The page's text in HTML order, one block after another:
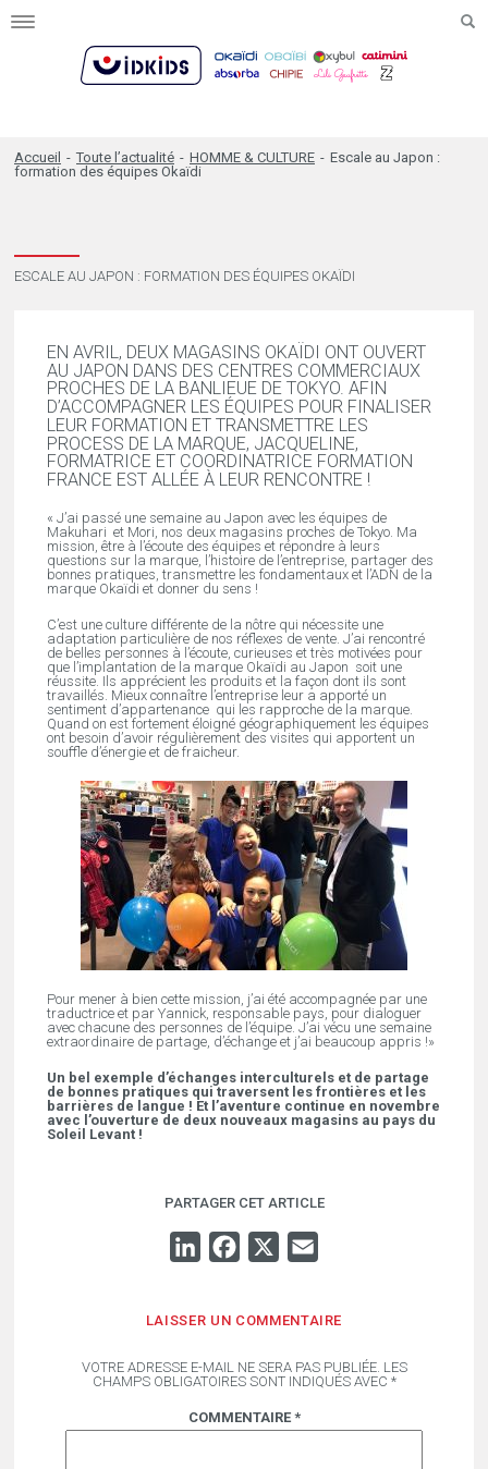
Toggle
Accueil - Toute l’actualité - HOMME & CULTURE - Escale au Japon :
formation des équipes Okaïdi
ESCALE AU JAPON : FORMATION DES ÉQUIPES OKAÏDI
EN AVRIL, DEUX MAGASINS OKAÏDI ONT OUVERT
AU JAPON DANS DES CENTRES COMMERCIAUX
PROCHES DE LA BANLIEUE DE TOKYO. AFIN
D’ACCOMPAGNER LES ÉQUIPES POUR FINALISER
LEUR FORMATION ET TRANSMETTRE LES
PROCESS DE LA MARQUE, JACQUELINE,
FORMATRICE ET COORDINATRICE FORMATION
FRANCE EST ALLÉE À LEUR RENCONTRE !
« J’ai passé une semaine au Japon avec les équipes de
Makuhari et Mori, nos deux magasins proches de Tokyo. Ma
mission, être à l’écoute des équipes et répondre à leurs
questions sur la marque, l’histoire de l’entreprise, partager des
bonnes pratiques, transmettre les fondamentaux et l’ADN de la
marque Okaïdi et donner du sens !
C’est une culture différente de la nôtre qui nécessite une
adaptation particulière de nos réflexes de vente. J’ai rencontré
de belles personnes à l’écoute, curieuses et très motivées pour
que l’implantation de la marque Okaïdi au Japon soit une
réussite. Ils apprécient les produits et la façon dont ils sont
travaillés. Mieux connaître l’entreprise leur a apporté un
sentiment d’appartenance qui les rapproche de la marque.
Quand on est fortement éloigné géographiquement les équipes
ont besoin d’avoir régulièrement des visites qui apportent un
souffle d’énergie et de fraicheur.
Pour mener à bien cette mission, j’ai été accompagnée par une
traductrice et par Yannick, responsable pays, pour dialoguer
avec chacune des personnes de l’équipe. J’ai vécu une semaine
extraordinaire de partage, d’échange et j’ai beaucoup appris !»
Un bel exemple d’échanges interculturels et de partage
de bonnes pratiques qui traversent les frontières et les
barrières de langue ! Et l’aventure continue en novembre
avec l’ouverture de deux nouveaux magasins au pays du
Soleil Levant !
PARTAGER CET ARTICLE
LINKEDINFACEBOOK
LAISSER UN COMMENTAIRE
VOTRE ADRESSE E-MAIL NE SERA PAS PUBLIÉE. LES
CHAMPS OBLIGATOIRES SONT INDIQUÉS AVEC *
COMMENTAIRE *